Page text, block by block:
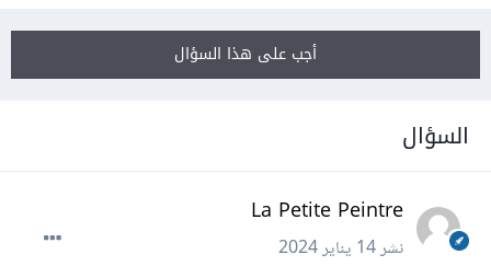
أجب على هذا السؤال
السؤال
La Petite Peintre
نشر14 يناير 2024